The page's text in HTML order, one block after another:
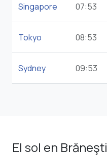
Singapore 07:53
Tokyo 08:53
Sydney 09:53
El sol en Brăneşti